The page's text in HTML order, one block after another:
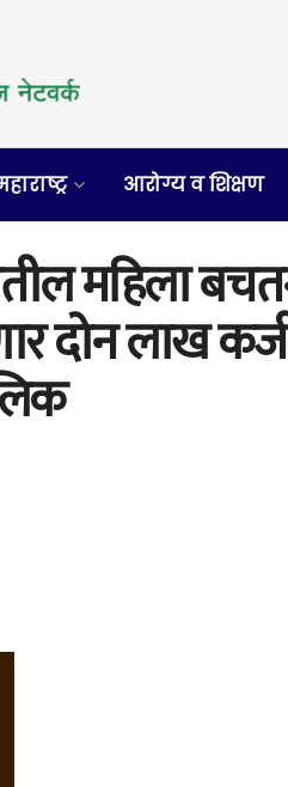
आरोग्य व शिक्षण
महिला
दोन लाख